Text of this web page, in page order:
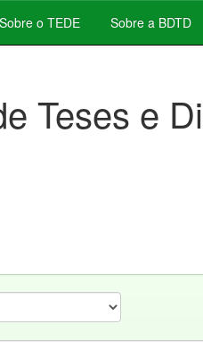
Sobre o TEDE Sobre a BDTD
Teses e